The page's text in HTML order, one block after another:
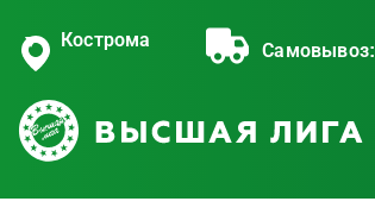
Кострома
Самовывоз: